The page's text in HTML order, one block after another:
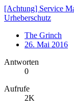
[Achtung] Service
Urheberschutz
The Grinch
26. Mai 2016
Antworten
0
Aufrufe
2K